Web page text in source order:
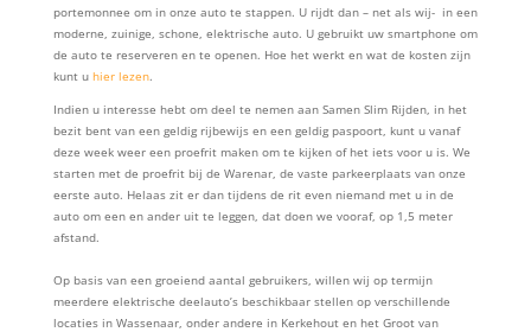
portemonnee om in onze auto te stappen. U rijdt dan – net als wij- in een
moderne, zuinige, schone, elektrische auto. U gebruikt uw smartphone om
de auto te reserveren en te openen. Hoe het werkt en wat de kosten zijn
kunt u hier lezen.
Indien u interesse hebt om deel te nemen aan Samen Slim Rijden, in het
bezit bent van een geldig rijbewijs en een geldig paspoort, kunt u vanaf
deze week weer een proefrit maken om te kijken of het iets voor u is. We
starten met de proefrit bij de Warenar, de vaste parkeerplaats van onze
eerste auto. Helaas zit er dan tijdens de rit even niemand met u in de
auto om een en ander uit te leggen, dat doen we vooraf, op 1,5 meter
afstand.
Op basis van een groeiend aantal gebruikers, willen wij op termijn
meerdere elektrische deelauto’s beschikbaar stellen op verschillende
locaties in Wassenaar, onder andere in Kerkehout en het Groot van